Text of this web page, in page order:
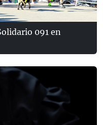
091 en